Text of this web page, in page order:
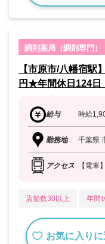
調剤薬局（調剤専門）
【市原市/八幡宿
円★年間休日124日
給与 時給
勤務地 千葉県
アクセス 【電
店舗数30以上 年間
お気に入りに